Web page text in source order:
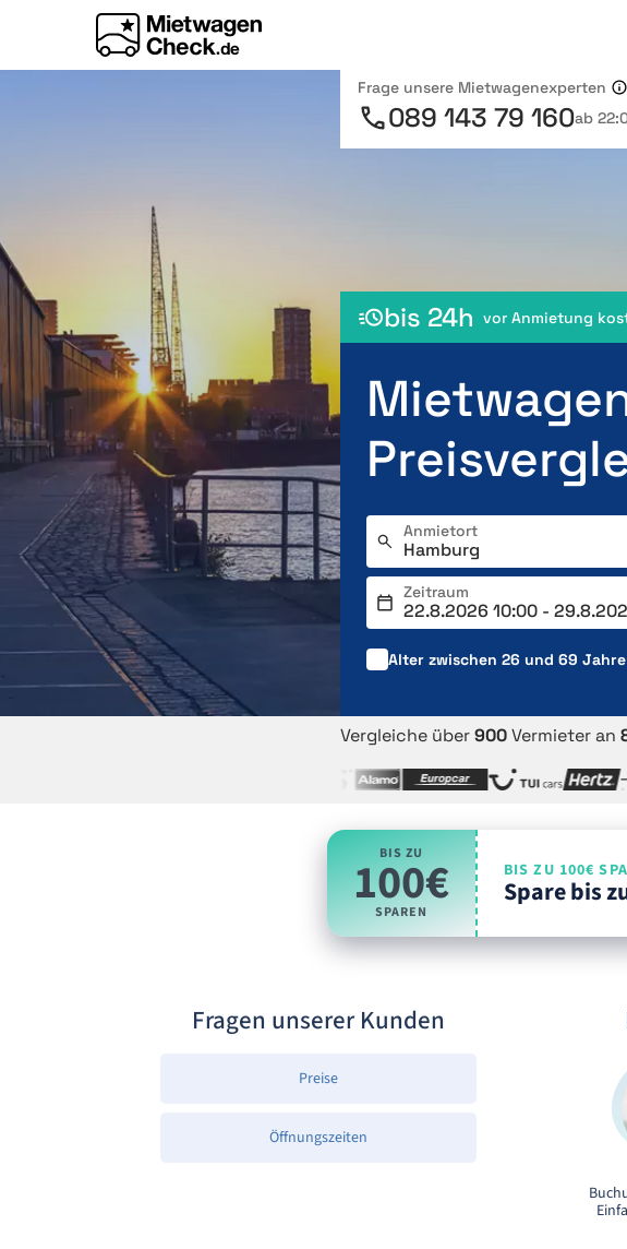
Frage unsere Mietwagenexperten
089 143 79 160ab
bis 24h vor Anmietung
Anmietort
Zeitraum
Alter zwischen 26 und 69 Jahre
Vergleiche über900Vermieter an
BIS ZU
100€
SPAREN
BIS ZU 100€
Spare bis
Fragen unserer Kunden
Preise
Öffnungszeiten